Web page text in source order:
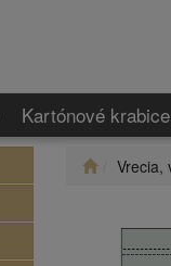
Kartónové krabice
Vrecia,